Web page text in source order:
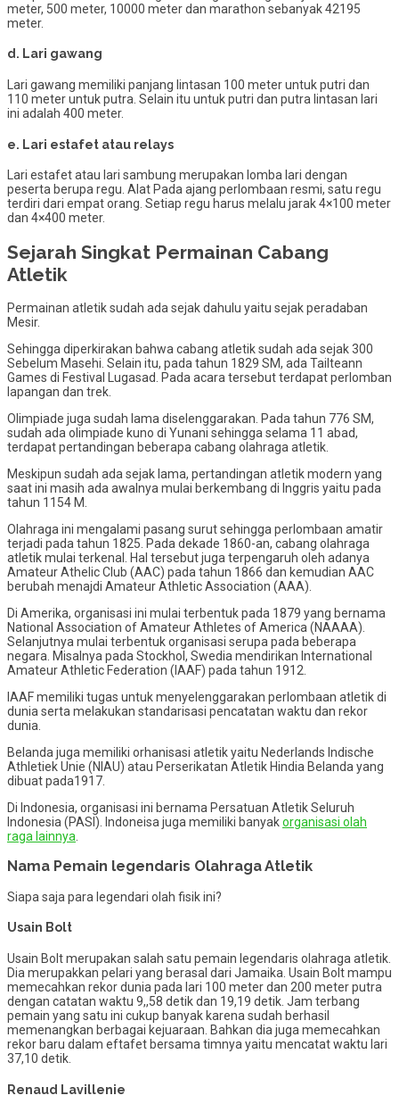
meter, 500 meter, 10000 meter dan marathon sebanyak 42195
meter.
d. Lari gawang
Lari gawang memiliki panjang lintasan 100 meter untuk putri dan
110 meter untuk putra. Selain itu untuk putri dan putra lintasan lari
ini adalah 400 meter.
e. Lari estafet atau relays
Lari estafet atau lari sambung merupakan lomba lari dengan
peserta berupa regu. Alat Pada ajang perlombaan resmi, satu regu
terdiri dari empat orang. Setiap regu harus melalu jarak 4×100 meter
dan 4×400 meter.
Sejarah Singkat Permainan Cabang
Atletik
Permainan atletik sudah ada sejak dahulu yaitu sejak peradaban
Mesir.
Sehingga diperkirakan bahwa cabang atletik sudah ada sejak 300
Sebelum Masehi. Selain itu, pada tahun 1829 SM, ada Tailteann
Games di Festival Lugasad. Pada acara tersebut terdapat perlomban
lapangan dan trek.
Olimpiade juga sudah lama diselenggarakan. Pada tahun 776 SM,
sudah ada olimpiade kuno di Yunani sehingga selama 11 abad,
terdapat pertandingan beberapa cabang olahraga atletik.
Meskipun sudah ada sejak lama, pertandingan atletik modern yang
saat ini masih ada awalnya mulai berkembang di Inggris yaitu pada
tahun 1154 M.
Olahraga ini mengalami pasang surut sehingga perlombaan amatir
terjadi pada tahun 1825. Pada dekade 1860-an, cabang olahraga
atletik mulai terkenal. Hal tersebut juga terpengaruh oleh adanya
Amateur Athelic Club (AAC) pada tahun 1866 dan kemudian AAC
berubah menajdi Amateur Athletic Association (AAA).
Di Amerika, organisasi ini mulai terbentuk pada 1879 yang bernama
National Association of Amateur Athletes of America (NAAAA).
Selanjutnya mulai terbentuk organisasi serupa pada beberapa
negara. Misalnya pada Stockhol, Swedia mendirikan International
Amateur Athletic Federation (IAAF) pada tahun 1912.
IAAF memiliki tugas untuk menyelenggarakan perlombaan atletik di
dunia serta melakukan standarisasi pencatatan waktu dan rekor
dunia.
Belanda juga memiliki orhanisasi atletik yaitu Nederlands Indische
Athletiek Unie (NIAU) atau Perserikatan Atletik Hindia Belanda yang
dibuat pada1917.
Di Indonesia, organisasi ini bernama Persatuan Atletik Seluruh
Indonesia (PASI). Indoneisa juga memiliki banyakorganisasi olah
raga lainnya
Nama Pemain legendaris Olahraga Atletik
Siapa saja para legendari olah fisik ini?
Usain Bolt
Usain Bolt merupakan salah satu pemain legendaris olahraga atletik.
Dia merupakkan pelari yang berasal dari Jamaika. Usain Bolt mampu
memecahkan rekor dunia pada lari 100 meter dan 200 meter putra
dengan catatan waktu 9,,58 detik dan 19,19 detik. Jam terbang
pemain yang satu ini cukup banyak karena sudah berhasil
memenangkan berbagai kejuaraan. Bahkan dia juga memecahkan
rekor baru dalam eftafet bersama timnya yaitu mencatat waktu lari
37,10 detik.
Renaud Lavillenie